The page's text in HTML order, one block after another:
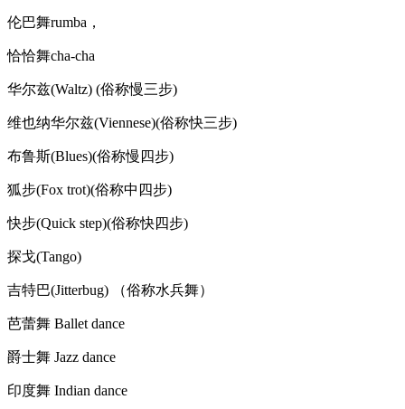
伦巴舞rumba，
恰恰舞cha-cha
华尔兹(Waltz) (俗称慢三步)
维也纳华尔兹(Viennese)(俗称快三步)
布鲁斯(Blues)(俗称慢四步)
狐步(Fox trot)(俗称中四步)
快步(Quick step)(俗称快四步)
探戈(Tango)
吉特巴(Jitterbug) （俗称水兵舞）
芭蕾舞 Ballet dance
爵士舞 Jazz dance
印度舞 Indian dance